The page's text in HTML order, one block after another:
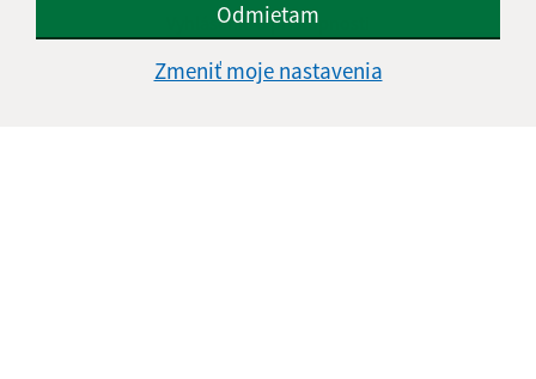
Odmietam
Zmeniť moje nastavenia
Vyhlásenie o prístupnosti
Ochrana osobných údajov